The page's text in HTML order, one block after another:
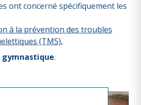
ont concerné spécifiquement les
à la prévention des troubles
(TMS),
gymnastique.